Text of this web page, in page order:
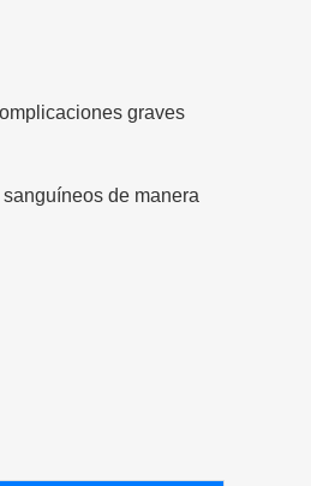
graves
de manera